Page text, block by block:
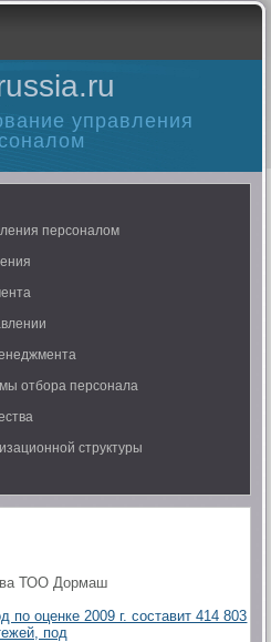
управления
персоналом
отбора персонала
структуры
ТОО Дормаш
по оценке 2009 г. составит 414 803
под